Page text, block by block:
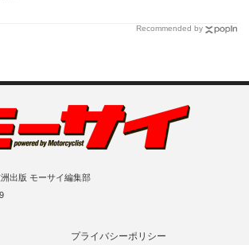
Recommended by
出版 モーサイ編集部
プライバシーポリシー